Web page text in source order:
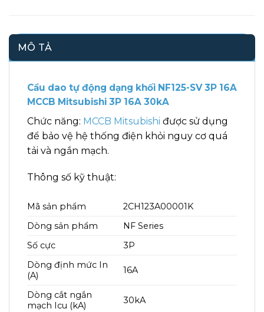
MÔ TẢ
Cầu dao tự động dạng khối NF125-SV 3P 16A
MCCB Mitsubishi 3P 16A 30kA
Chức năng: MCCB Mitsubishi được sử dụng
để bảo vệ hệ thống điện khỏi nguy cơ quá
tải và ngắn mạch.
Thông số kỹ thuật:
Mã sản phẩm
2CH123A00001K
Dòng sản phẩm
NF Series
Số cực
3P
Dòng định mức In
(A)
16A
Dòng cắt ngắn
mạch Icu (kA)
30kA